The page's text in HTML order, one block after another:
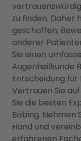
zu finden. Daher
geschaffen,
anderer
Sie einen
Augenheilkunde
Entscheidung
Vertrauen Sie
Sie die besten
Böbing. Nehmen
Hand und